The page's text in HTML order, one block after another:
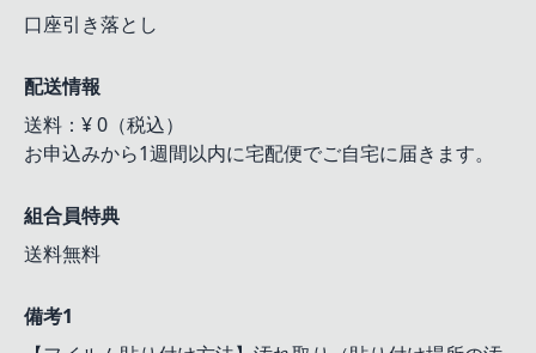
口座引き落とし
配送情報
送料：¥ 0（税込）
お申込みから1週間以内に宅配便でご自宅に届きます。
組合員特典
送料無料
備考1